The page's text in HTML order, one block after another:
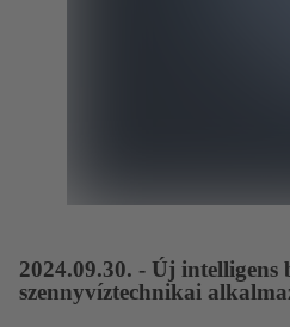
2024.09.30. - Új
szennyvíztechnikai